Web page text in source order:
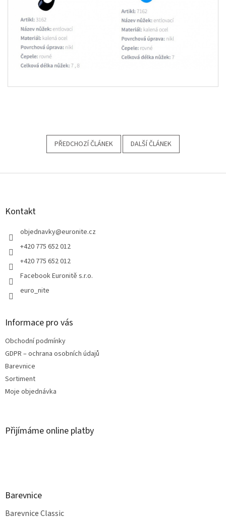
PŘEDCHOZÍ ČLÁNEK DALŠÍ ČLÁNEK
Z
Kontakt
objednavky@euronite.cz
+420 775 652 012
+420 775 652 012
Facebook Euronitě s.r.o.
euro_nite
Informace pro vás
Obchodní podmínky
GDPR – ochrana osobních údajů
Barevnice
Sortiment
Moje objednávka
Přijímáme online platby
Barevnice
Barevnice Classic